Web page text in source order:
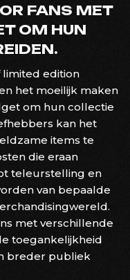
FANS MET
OM HUN
limited edition
het moeilijk maken
om hun collectie
kan het
items te
die eraan
teleurstelling en
van bepaalde
met verschillende
toegankelijkheid
breder publiek